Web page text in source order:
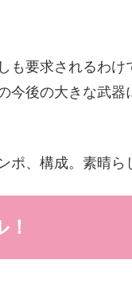
も要求されるわ
後の大きな武器
ポ、構成。素晴ら